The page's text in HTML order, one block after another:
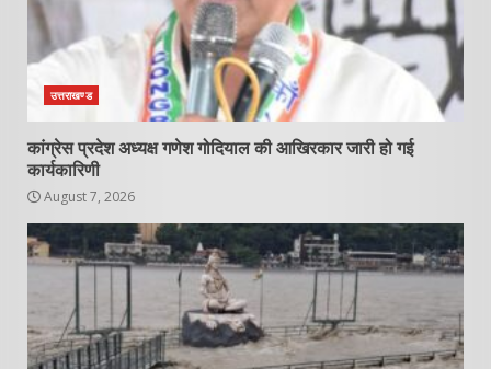
उत्तराखण्ड
कांग्रेस प्रदेश अध्यक्ष गणेश गोदियाल की आखिरकार जारी हो गई
कार्यकारिणी
August 7, 2026